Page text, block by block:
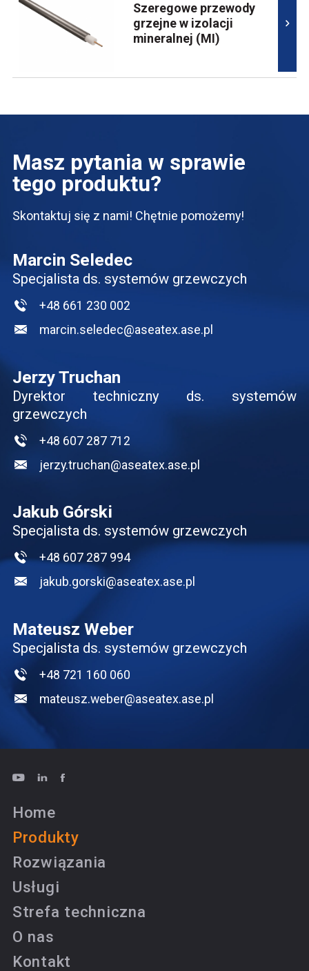
Szeregowe przewody
grzejne w izolacji
mineralnej (MI)
Masz pytania w sprawie
tego produktu?
Skontaktuj się z nami! Chętnie pomożemy!
Marcin Seledec
Specjalista ds. systemów grzewczych
+48 661 230 002
marcin.seledec@aseatex.ase.pl
Jerzy Truchan
Dyrektor techniczny ds. systemów
grzewczych
+48 607 287 712
jerzy.truchan@aseatex.ase.pl
Jakub Górski
Specjalista ds. systemów grzewczych
+48 607 287 994
jakub.gorski@aseatex.ase.pl
Mateusz Weber
Specjalista ds. systemów grzewczych
+48 721 160 060
mateusz.weber@aseatex.ase.pl
Home
Produkty
Rozwiązania
Usługi
Strefa techniczna
O nas
Kontakt